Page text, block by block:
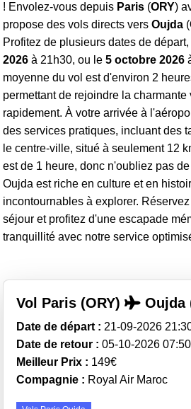
! Envolez-vous depuis Paris (ORY)
propose des vols directs vers Oujda (
Profitez de plusieurs dates de
2026 à 21h30, ou le 5 octobre 2026
moyenne du vol est d'environ 2
permettant de rejoindre la
rapidement. À votre arrivée à
des services pratiques, incluant des
le centre-ville, situé à seulement 12
est de 1 heure, donc n'oubliez pas
Oujda est riche en culture et en
incontournables à explorer.
séjour et profitez d'une escapade
tranquillité avec notre service
Vol Paris (ORY) Oujda
Date de départ : 21-09-2026
Date de retour : 05-10-2026 07:50
Meilleur Prix : 149€
Compagnie : Royal Air Maroc